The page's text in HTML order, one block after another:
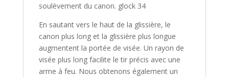
soulèvement du canon. glock 34
En sautant vers le haut de la glissière, le
canon plus long et la glissière plus longue
augmentent la portée de visée. Un rayon de
visée plus long facilite le tir précis avec une
arme à feu. Nous obtenons également un